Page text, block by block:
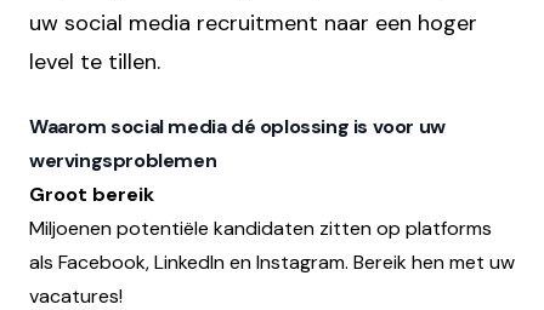
uw social media recruitment naar een hoger
level te tillen.
Waarom social media dé oplossing is voor uw
wervingsproblemen
Groot bereik
Miljoenen potentiële kandidaten zitten op platforms
als Facebook, LinkedIn en Instagram. Bereik hen met uw
vacatures!